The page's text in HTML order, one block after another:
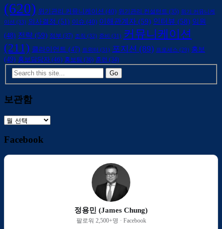
(620) 위기관리 커뮤니케이션 (40) 위기관리 컨설턴트 (35) 위기 커뮤니케
이션 (33) 의사결정 (51) 이슈 (40) 이해관계자 (59) 인터뷰 (58) 임원
(48) 전략 (59) 정부 (37) 조직 (32) 준비 (31) 커뮤니케이션
(211) 클라이언트 (47) 트위터 (31) 포지션 (89) 프로세스 (29) 홍보
(49) 홍보담당자 (46) 홍보팀 (36) 훈련 (34)
보관함
보
함
Facebook
정용민 (James Chung)
팔로워 2,500+명 · Facebook